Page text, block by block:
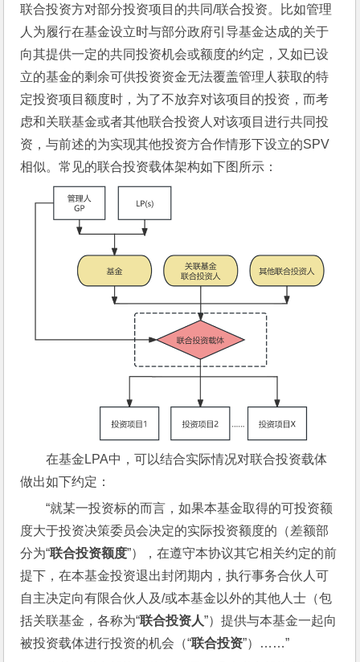
联合投资方对部分投资项目的共同/联合投资。比如管理
人为履行在基金设立时与部分政府引导基金达成的关于
向其提供一定的共同投资机会或额度的约定，又如已设
立的基金的剩余可供投资资金无法覆盖管理人获取的特
定投资项目额度时，为了不放弃对该项目的投资，而考
虑和关联基金或者其他联合投资人对该项目进行共同投
资，与前述的为实现其他投资方合作情形下设立的SPV
相似。常见的联合投资载体架构如下图所示：
在基金LPA中，可以结合实际情况对联合投资载体
做出如下约定：
“就某一投资标的而言，如果本基金取得的可投资额
度大于投资决策委员会决定的实际投资额度的（差额部
分为“联合投资额度”），在遵守本协议其它相关约定的前
提下，在本基金投资退出封闭期内，执行事务合伙人可
自主决定向有限合伙人及/或本基金以外的其他人士（包
括关联基金，各称为“联合投资人”）提供与本基金一起向
被投资载体进行投资的机会（“联合投资”）……”